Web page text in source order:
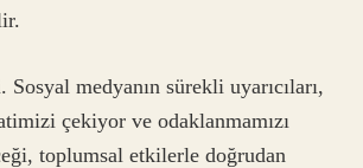
medyanın sürekli uyarıcıları,
çekiyor ve odaklanmamızı
toplumsal etkilerle doğrudan